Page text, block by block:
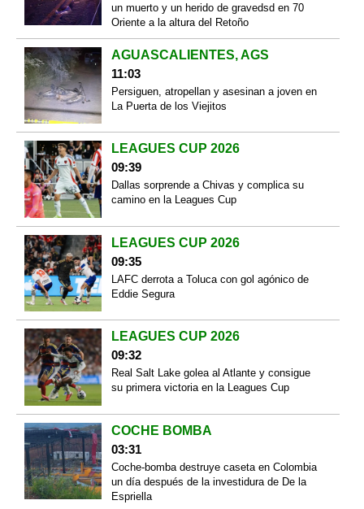
un muerto y un herido de gravedsd en 70
Oriente a la altura del Retoño
AGUASCALIENTES, AGS
11:03
Persiguen, atropellan y asesinan a joven en
La Puerta de los Viejitos
LEAGUES CUP 2026
09:39
Dallas sorprende a Chivas y complica su
camino en la Leagues Cup
LEAGUES CUP 2026
09:35
LAFC derrota a Toluca con gol agónico de
Eddie Segura
LEAGUES CUP 2026
09:32
Real Salt Lake golea al Atlante y consigue
su primera victoria en la Leagues Cup
COCHE BOMBA
03:31
Coche-bomba destruye caseta en Colombia
un día después de la investidura de De la
Espriella